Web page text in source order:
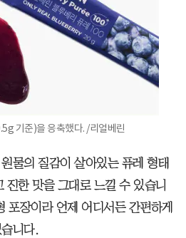
기준)을 응축했다. /리얼베린
물의 질감이 살아있는 퓨레 형태
한 맛을 그대로 느낄 수 있습니
포장이라 언제 어디서든 간편하게
니다.